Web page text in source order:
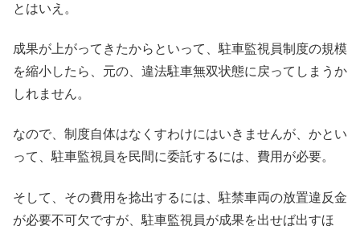
とはいえ。
成果が上がってきたからといって、駐車監視員制度の規模
を縮小したら、元の、違法駐車無双状態に戻ってしまうか
しれません。
なので、制度自体はなくすわけにはいきませんが、かとい
って、駐車監視員を民間に委託するには、費用が必要。
そして、その費用を捻出するには、駐禁車両の放置違反金
が必要不可欠ですが、駐車監視員が成果を出せば出すほ